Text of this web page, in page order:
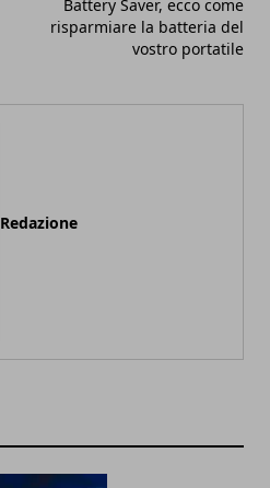
Battery Saver, ecco come
risparmiare la batteria del
vostro portatile
Redazione